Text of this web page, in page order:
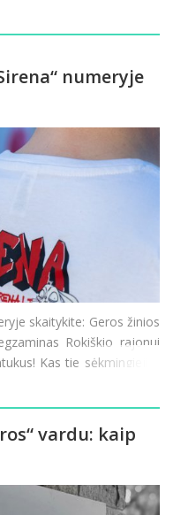
visą parą trunkantys
numeryje
skaitykite: Geros žinios
Rokiškio rajonui
Kas tie sėkmingieji ir
Mados
vardu: kaip